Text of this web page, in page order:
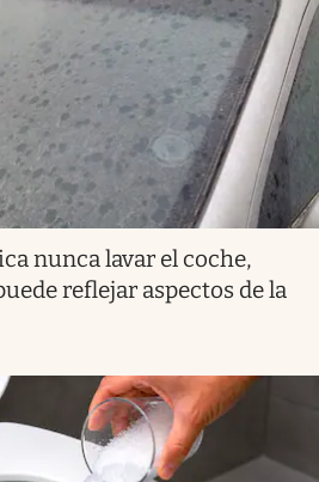
nunca lavar el coche,
reflejar aspectos de la